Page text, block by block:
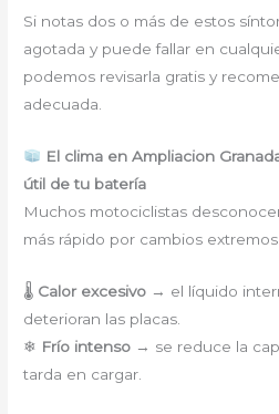
Si notas dos o más de estos
agotada y puede fallar en
podemos revisarla gratis y
adecuada.
El clima en Ampliacion
útil de tu batería
Muchos motociclistas
más rápido por cambios
🌡 Calor excesivo → el líquido
deterioran las placas.
❄ Frío intenso → se reduce la
tarda en cargar.